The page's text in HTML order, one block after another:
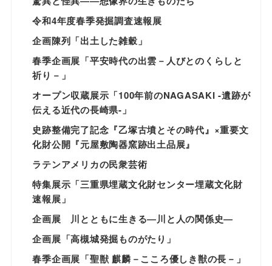
令和4年度春季発掘調査速報展
企画陳列「出土した雑穀」
春季企画展「平安時代の出雲－人びとのくらしと
祈り－」
オープン収蔵展示「100年前のNAGASAKI -遺跡が
伝える近代の長崎県-」
史跡整備完了記念『乙塚古墳とその時代』×重要文
化財公開『元屋敷陶器窯跡出土品展』
ラテンアメリカの民衆芸術
特集展示「三重県埋蔵文化財センター埋蔵文化財
速報展」
企画展 川とともに生きる―川と人の関係史―
企画展「高槻城発掘ものがたり」
春季企画展「聖獣 麒麟－こころ優しき獣の長－」